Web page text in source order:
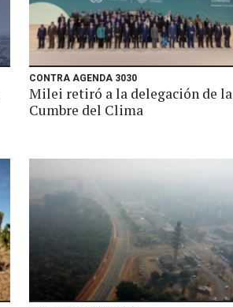
CONTRA AGENDA 3030
Milei retiró a la delegación de la
Cumbre del Clima